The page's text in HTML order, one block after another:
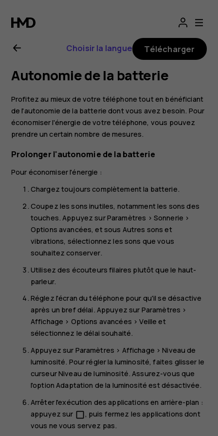
Guide
de
l'utilisateur
Nokia 3.1
Plus
Choisir la langue Télécharger
Autonomie de la batterie
Profitez au mieux de votre téléphone tout en bénéficiant
de l'autonomie de la batterie dont vous avez besoin. Pour
économiser l'énergie de votre téléphone, vous pouvez
prendre un certain nombre de mesures.
Prolonger l'autonomie de la batterie
Pour économiser l'énergie :
Chargez toujours complètement la batterie.
Coupez les sons inutiles, notamment les sons des
touches. Appuyez surParamètres > Sonnerie >
Options avancées, et sous Autres sons et
vibrations, sélectionnez les sons que vous
souhaitez conserver.
Utilisez des écouteurs filaires plutôt que le haut-
parleur.
Réglez l'écran du téléphone pour qu'il se désactive
après un bref délai. Appuyez sur Paramètres >
Affichage > Options avancées >Veille et
sélectionnez le délai souhaité.
Appuyez sur Paramètres > Affichage >Niveau de
luminosité. Pour régler la luminosité, faites glisser le
curseur Niveau de luminosité. Assurez-vous que
l'optionAdaptation de la luminosité est désactivée.
Arrêter l'exécution des applications en arrière-plan :
appuyez sur check_box_outline_blank, puis fermez les applications dont
vous ne vous servez pas.